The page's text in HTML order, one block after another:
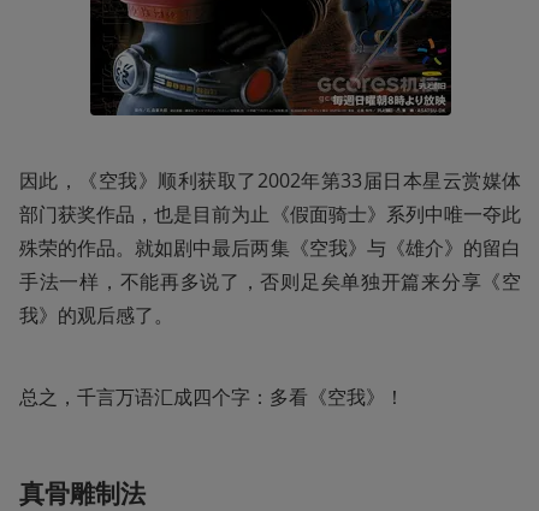
因此，《空我》顺利获取了2002年第33届日本星云赏媒体
部门获奖作品，也是目前为止《假面骑士》系列中唯一夺此
殊荣的作品。就如剧中最后两集《空我》与《雄介》的留白
手法一样，不能再多说了，否则足矣单独开篇来分享《空
我》的观后感了。
总之，千言万语汇成四个字：多看《空我》！
真骨雕制法